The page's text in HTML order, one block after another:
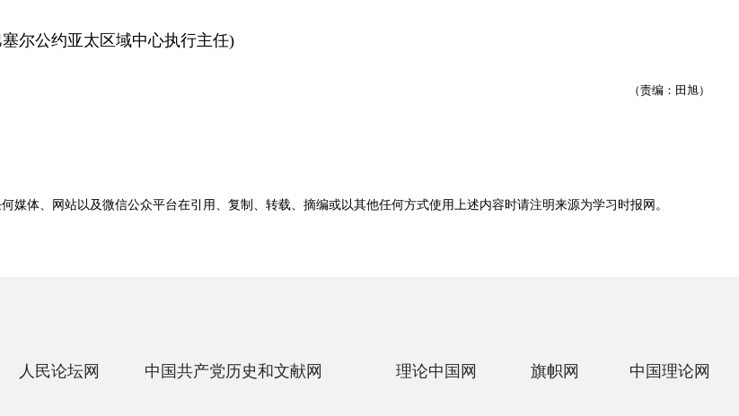
尔公约亚太区域中心执行主任)
（责编：田旭）
媒体、网站以及微信公众平台在引用、复制、转载、摘编或以其他任何方式使用上述内容时请注明来源为学习时报网 。
人民论坛网 中国共产党历史和文献网 理论中国网 旗帜网 中国理论网